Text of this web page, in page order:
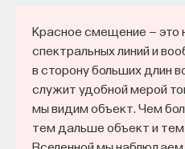
Красное смещение — это
спектральных линий и
в сторону больших длин
служит удобной мерой
мы видим объект. Чем
тем дальше объект и
Учёных, инженеров и
с опытом работы в
Специалистов с
желающих сменить
Тех, кто пока не имеет